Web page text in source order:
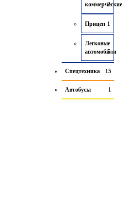
коммерческие
2
Прицеп 1
Легковые
автомобили
5
Спецтехника 15
Автобусы 1